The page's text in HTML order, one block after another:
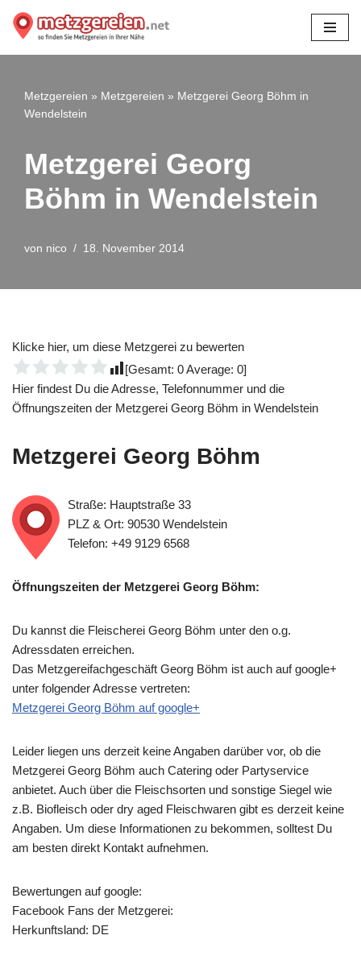
Zum
Metzgereien » Metzgereien » Metzgerei Georg Böhm in
Wendelstein
Metzgerei Georg
Böhm in Wendelstein
von nico 18. November 2014
Klicke hier, um diese Metzgerei zu bewerten
[Gesamt: 0Average: 0]
Hier findest Du die Adresse, Telefonnummer und die
Öffnungszeiten der Metzgerei Georg Böhm in Wendelstein
Metzgerei Georg Böhm
Straße: Hauptstraße 33
PLZ & Ort: 90530 Wendelstein
Telefon: +49 9129 6568
Öffnungszeiten der Metzgerei Georg Böhm:
Du kannst die Fleischerei Georg Böhm unter den o.g.
Adressdaten erreichen.
Das Metzgereifachgeschäft Georg Böhm ist auch auf google+
unter folgender Adresse vertreten:
Metzgerei Georg Böhm auf google+
Leider liegen uns derzeit keine Angaben darüber vor, ob die
Metzgerei Georg Böhm auch Catering oder Partyservice
anbietet. Auch über die Fleischsorten und sonstige Siegel wie
z.B. Biofleisch oder dry aged Fleischwaren gibt es derzeit keine
Angaben. Um diese Informationen zu bekommen, solltest Du
am besten direkt Kontakt aufnehmen.
Bewertungen auf google:
Facebook Fans der Metzgerei:
Herkunftsland: DE